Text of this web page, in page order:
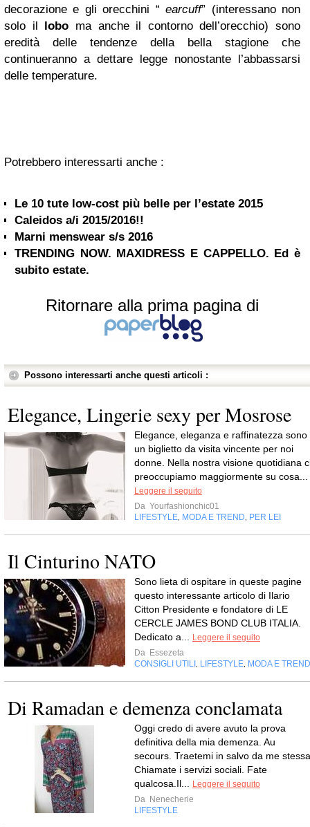
decorazione e gli orecchini “earcuff” (interessano non
solo il lobo ma anche il contorno dell’orecchio) sono
eredità delle tendenze della bella stagione che
continueranno a dettare legge nonostante l’abbassarsi
delle temperature.
Potrebbero interessarti anche :
Le 10 tute low-cost più belle per l’estate 2015
Caleidos a/i 2015/2016!!
Marni menswear s/s 2016
TRENDING NOW. MAXIDRESS E CAPPELLO. Ed è
subito estate.
Ritornare alla prima pagina di
Possono interessarti anche questi articoli :
Elegance, Lingerie sexy per Mosrose
Elegance, eleganza e raffinatezza sono
un biglietto da visita vincente per noi
donne. Nella nostra visione quotidiana
preoccupiamo maggiormente su cosa...
Leggere il seguito
Da Yourfashionchic01
LIFESTYLE MODA E TREND PER LEI
Il Cinturino NATO
Sono lieta di ospitare in queste pagine
questo interessante articolo di Ilario
Citton Presidente e fondatore di LE
CERCLE JAMES BOND CLUB ITALIA.
Dedicato a...
Leggere il seguito
Da Essezeta
CONSIGLI UTILI LIFESTYLE MODA E TREND
Di Ramadan e demenza conclamata
Oggi credo di avere avuto la prova
definitiva della mia demenza. Au
secours. Traetemi in salvo da me
Chiamate i servizi sociali. Fate
qualcosa.Il...
Leggere il seguito
Da Nenecherie
LIFESTYLE